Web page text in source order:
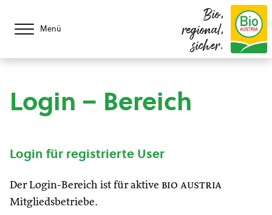
Menü
Bio,
regional,
sicher.
Login – Bereich
Login für registrierte User
Der Login-Bereich ist für aktive bio austria
Mitgliedsbetriebe.